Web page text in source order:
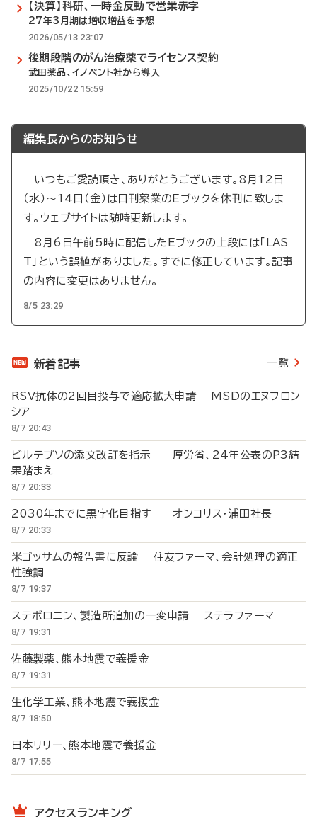
【決算】科研、一時金反動で営業赤字
27年3月期は増収増益を予想
2026/05/13 23:07
後期段階のがん治療薬でライセンス契約
武田薬品、イノベント社から導入
2025/10/22 15:59
編集長からのお知らせ
いつもご愛読頂き、ありがとうございます。8月12日
（水）～14日（金）は日刊薬業のEブックを休刊に致しま
す。ウェブサイトは随時更新します。
8月6日午前5時に配信したEブックの上段には「LAS
T」という誤植がありました。すでに修正しています。記事
の内容に変更はありません。
8/5 23:29
新着記事 一覧
RSV抗体の2回目投与で適応拡大申請 MSDのエヌフロン
シア
8/7 20:43
ビルテプソの添文改訂を指示 厚労省、24年公表のP3結
果踏まえ
8/7 20:33
2030年までに黒字化目指す オンコリス・浦田社長
8/7 20:33
米ゴッサムの報告書に反論 住友ファーマ、会計処理の適正
性強調
8/7 19:37
ステボロニン、製造所追加の一変申請 ステラファーマ
8/7 19:31
佐藤製薬、熊本地震で義援金
8/7 19:31
生化学工業、熊本地震で義援金
8/7 18:50
日本リリー、熊本地震で義援金
8/7 17:55
アクセスランキング